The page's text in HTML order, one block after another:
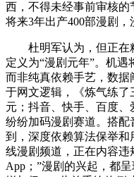
西，不得未经事前审核的
将来3年出产400部漫剧，
杜明军认为，但正在
定义为“漫剧元年”。机
而非纯真依赖手艺，数据
于网文逻辑，《炼气练了
元；抖音、快手、百度
纷纷加码漫剧赛道。搭
到，深度依赖算法保举和
线漫剧频道，正在内容违
App；”漫剧的兴起，都